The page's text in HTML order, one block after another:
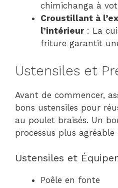
chimichanga à
Croustillant à
l’intérieur: La
friture garantit
Ustensiles et
Avant de commencer,
bons ustensiles pour
au poulet braisés. Un
processus plus agréable
Ustensiles et
Poêle en fonte